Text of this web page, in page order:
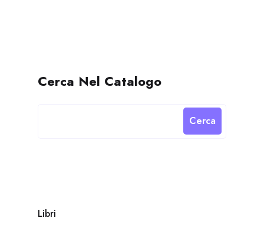
Cerca Nel Catalogo
Cerca
Libri